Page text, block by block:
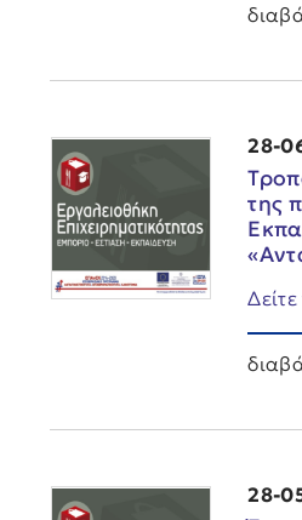
28-
της
28-